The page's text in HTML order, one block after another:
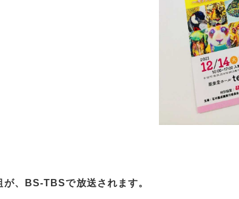
、BS-TBSで放送されます。